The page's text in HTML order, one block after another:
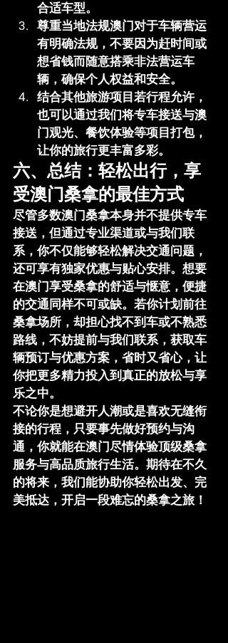
合适车型。
尊重当地法规澳门对于车辆营运
有明确法规，不要因为赶时间或
想省钱而随意搭乘非法营运车
辆，确保个人权益和安全。
结合其他旅游项目 若行程允许，
也可以通过我们将专车接送与澳
门观光、餐饮体验等项目打包，
让你的旅行更丰富多彩。
六、总结：轻松出行，享
受澳门桑拿的最佳方式
尽管多数澳门桑拿本身并不提供专车
接送，但通过专业渠道或与我们联
系，你不仅能够轻松解决交通问题，
还可享有独家优惠与贴心安排。想要
在澳门享受桑拿的舒适与惬意，便捷
的交通同样不可或缺。若你计划前往
桑拿场所，却担心找不到车或不熟悉
路线，不妨提前与我们联系，获取车
辆预订与优惠方案，省时又省心，让
你把更多精力投入到真正的放松与享
乐之中。
不论你是想避开人潮或是喜欢无缝衔
接的行程，只要事先做好预约与沟
通，你就能在澳门尽情体验顶级桑拿
服务与高品质旅行生活。期待在不久
的将来，我们能协助你轻松出发、完
美抵达，开启一段难忘的桑拿之旅！